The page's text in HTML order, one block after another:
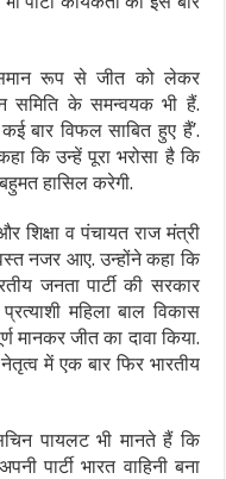
रूप से जीत को लेकर
समिति के समन्वयक भी हैं.
बार विफल साबित हुए हैं’.
कि उन्हें पूरा भरोसा है कि
हासिल करेगी.
शिक्षा व पंचायत राज मंत्री
नजर आए. उन्होंने कहा कि
जनता पार्टी की सरकार
महिला बाल विकास
मानकर जीत का दावा किया.
में एक बार फिर भारतीय
पायलट भी मानते हैं कि
पार्टी भारत वाहिनी बना